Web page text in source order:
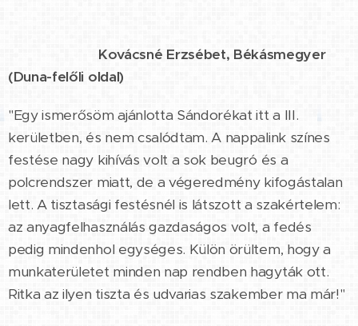
Kovácsné Erzsébet, Békásmegyer
(Duna-felőli oldal)
"Egy ismerősöm ajánlotta Sándorékat itt a III.
kerületben, és nem csalódtam. A nappalink színes
festése nagy kihívás volt a sok beugró és a
polcrendszer miatt, de a végeredmény kifogástalan
lett. A tisztasági festésnél is látszott a szakértelem:
az anyagfelhasználás gazdaságos volt, a fedés
pedig mindenhol egységes. Külön örültem, hogy a
munkaterületet minden nap rendben hagyták ott.
Ritka az ilyen tiszta és udvarias szakember ma már!"